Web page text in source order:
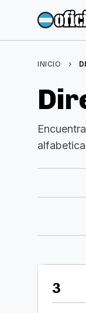
INICIO chevron_right
3